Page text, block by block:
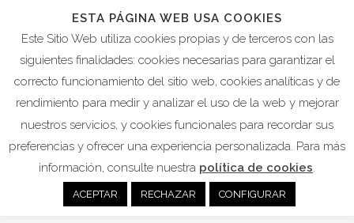
COVID-19
07
Abr
ESTA PÁGINA WEB USA COOKIES
Este Sitio Web utiliza cookies propias y de terceros con las
siguientes finalidades: cookies necesarias para garantizar el
correcto funcionamiento del sitio web, cookies analíticas y de
rendimiento para medir y analizar el uso de la web y mejorar
nuestros servicios, y cookies funcionales para recordar sus
preferencias y ofrecer una experiencia personalizada. Para más
información, consulte nuestra política de cookies.
ACEPTAR RECHAZAR CONFIGURAR